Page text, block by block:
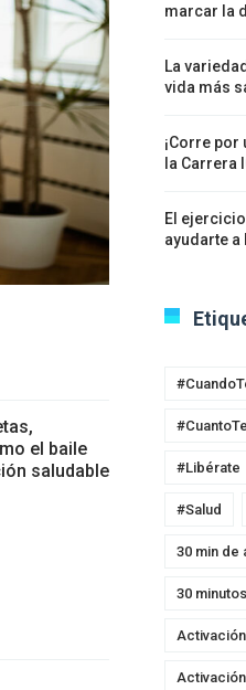
el baile
saludable
marcar la
La
vida más
¡Corre por
la Carrera
El
ayudarte a
#Libérate
#Salud
30 min de
30